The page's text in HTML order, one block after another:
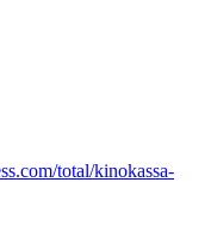
total/kinokassa-